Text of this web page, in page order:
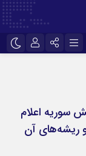
سوریه اعلام
و ریشه‌های آن